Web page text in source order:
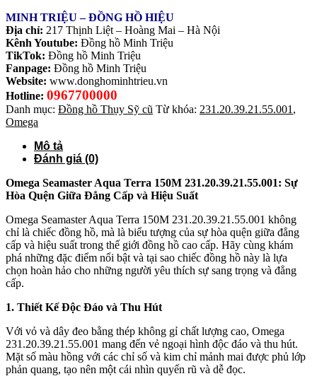
MINH TRIỆU – ĐỒNG HỒ HIỆU
Địa chỉ: 217 Thịnh Liệt – Hoàng Mai – Hà Nội
Kênh Youtube: Đồng hồ Minh Triệu
TikTok: Đồng hồ Minh Triệu
Fanpage: Đồng hồ Minh Triệu
Website: www.donghominhtrieu.vn
Hotline: 0967700000
Danh mục: Đồng hồ Thụy Sỹ cũ Từ khóa: 231.20.39.21.55.001 ,
Omega
Mô tả
Đánh giá (0)
Omega Seamaster Aqua Terra 150M 231.20.39.21.55.001: Sự
Hòa Quện Giữa Đẳng Cấp và Hiệu Suất
Omega Seamaster Aqua Terra 150M 231.20.39.21.55.001 không
chỉ là chiếc đồng hồ, mà là biểu tượng của sự hòa quện giữa đẳng
cấp và hiệu suất trong thế giới đồng hồ cao cấp. Hãy cùng khám
phá những đặc điểm nổi bật và tại sao chiếc đồng hồ này là lựa
chọn hoàn hảo cho những người yêu thích sự sang trọng và đẳng
cấp.
1. Thiết Kế Độc Đáo và Thu Hút
Với vỏ và dây đeo bằng thép không gỉ chất lượng cao, Omega
231.20.39.21.55.001 mang đến vẻ ngoại hình độc đáo và thu hút.
Mặt số màu hồng với các chỉ số và kim chỉ mảnh mai được phủ lớp
phản quang, tạo nên một cái nhìn quyến rũ và dễ đọc.